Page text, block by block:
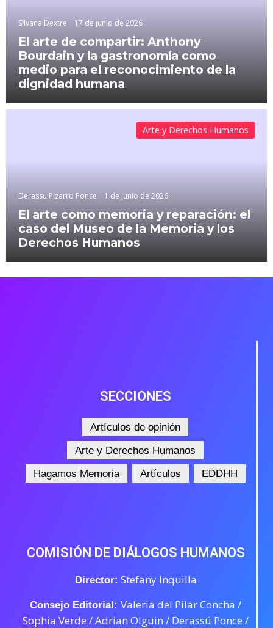
Silvana Dextre 17 de junio de 2026
El arte de compartir: Anthony
Bourdain y la gastronomía como
medio para el reconocimiento de la
dignidad humana
Derassu Pizarro Ponce 1 de junio de 2026
El arte como memoria y reparación: el
caso del Museo de la Memoria y los
Derechos Humanos
Arte y Derechos Humanos
SECCIONES
Artículos de opinión
Arte y Derechos Humanos
Hagamos Memoria
Artículos EDDHH
COMISIÓN DE DIÁLOGOS HUMANOS
Director: Stefany Inquilla
Consejo Editorial: Valeria del Pilar Concha /
Sophia Verde /Adrian Olguin / Derassú Ponce /